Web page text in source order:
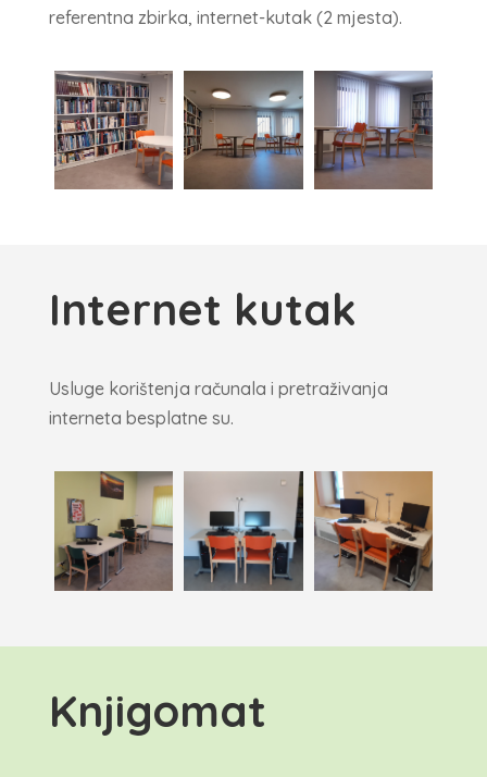
referentna zbirka, internet-kutak (2 mjesta).
Internet kutak
Usluge korištenja računala i pretraživanja
interneta besplatne su.
Knjigomat